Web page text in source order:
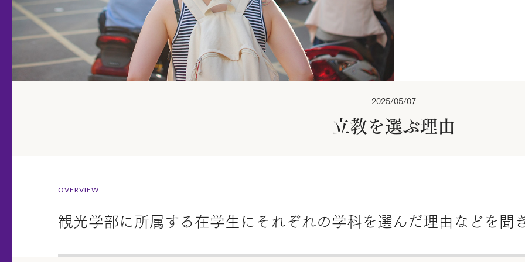
2025/05/07
立教を選ぶ理由
OVERVIEW
観光学部に所属する在学生にそれぞれの学科を選んだ理由などを聞